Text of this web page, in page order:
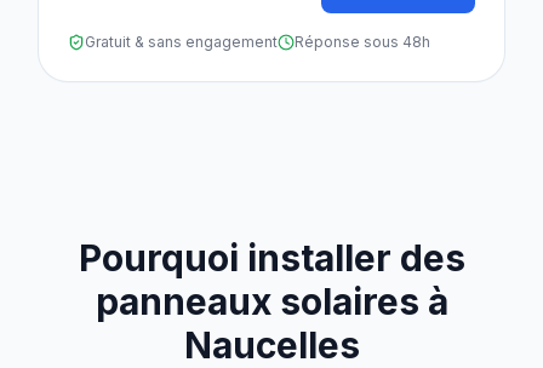
Gratuit & sans engagement Réponse sous 48h
Pourquoi installer des
panneaux solaires à
Naucelles